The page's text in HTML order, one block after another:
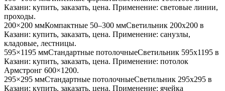
Казани: купить, заказать, цена. Применение: световые линии,
проходы.
200×200 ммКомпактные 50–300 ммСветильник 200x200 в
Казани: купить, заказать, цена. Применение: санузлы,
кладовые, лестницы.
595×1195 ммСтандартные потолочныеСветильник 595x1195 в
Казани: купить, заказать, цена. Применение: потолок
Армстронг 600×1200.
295×295 ммСтандартные потолочныеСветильник 295x295 в
Казани: купить, заказать, цена. Применение: ячейка